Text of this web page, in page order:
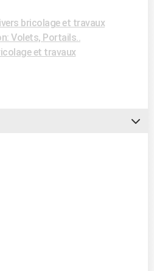
bricolage et travaux
Volets, Portails..
et travaux